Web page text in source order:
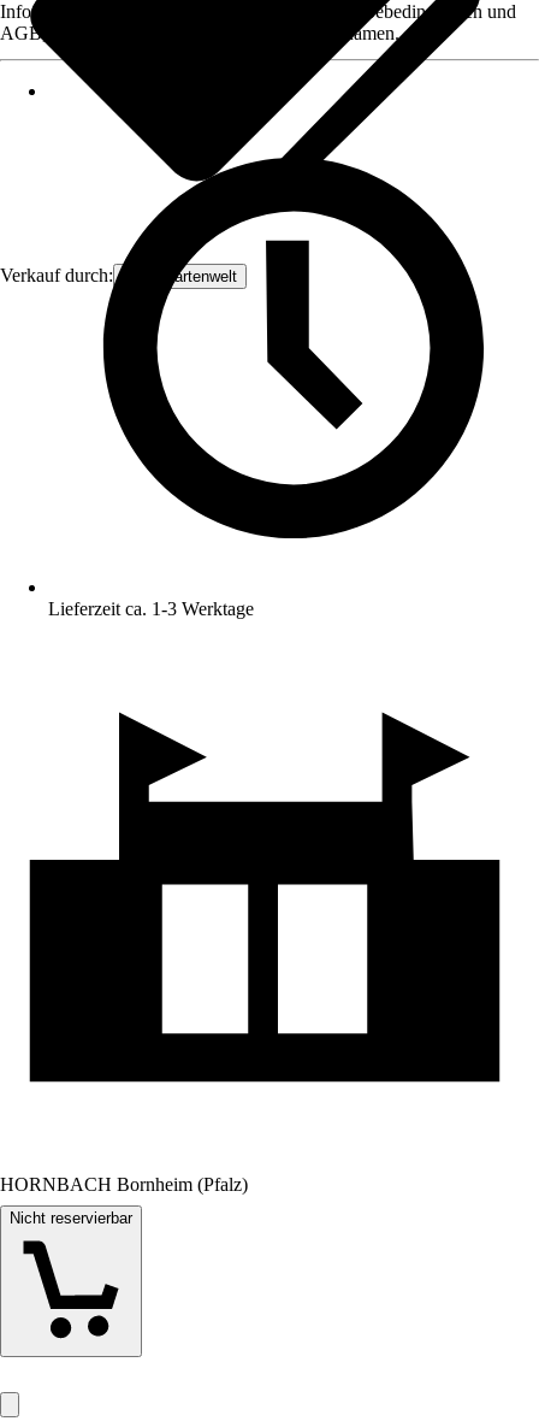
Verkauf durch: DeineGartenwelt
Informationen des Verkäufers, wie z. B. Rückgabebedingungen und
AGB, finden Sie bei Klick auf den Verkäufernamen.
Lieferzeit ca. 1-3 Werktage
HORNBACH Bornheim (Pfalz)
Nicht reservierbar